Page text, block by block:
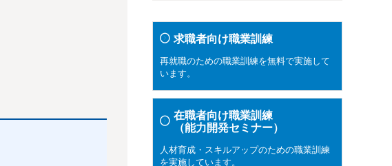
求職者向け職業訓練
再就職のための職業訓練を無料で実施して
います。
在職者向け職業訓練
（能力開発セミナー）
人材育成・スキルアップのための職業訓練
を実施しています。